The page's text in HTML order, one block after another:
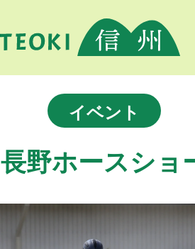
イベント
長野ホースショ